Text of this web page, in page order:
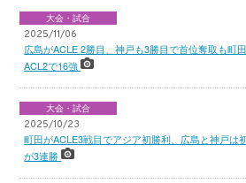
大会・試合
2025/11/06
広島がACLE 2勝目、神戸も3勝目で首位奪取も町
ACL2で16強
大会・試合
2025/10/23
町田がACLE3戦目でアジア初勝利、広島と神戸は
が3連勝